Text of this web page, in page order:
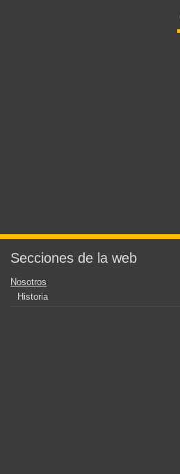
Secciones de la web
Nosotros
Historia